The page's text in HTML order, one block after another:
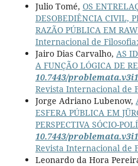
Julio Tomé, OS
DESOBEDIÊNCIA CIVIL,
RAZÃO PÚBLICA EM
Internacional de
Jairo Dias Carvalho, AS
A FUNÇÃO LÓGICA DE
10.7443/
Revista Internacional de
Jorge Adriano Lubenow,
ESFERA PÚBLICA EM
PERSPECTIVA SÓCIO-
10.7443/
Revista Internacional de
Leonardo da Hora